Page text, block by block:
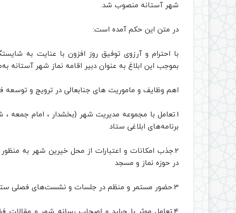
شهر آستانه منصوب شد.
در متن این حکم آمده است:
با احترام و آرزوی توفیق روز افزون با عنایت به
بموجب این ابلاغ به‌ عنوان دبیر اقامه نماز شهر
اهم وظایف و ماموریت های جنابعالی در ترویج و
1.تعامل با مجموعه مدیریت شهر (بخشدار ، امام جمعه
برنامه‌های ابلاغی ستاد
2.جذب امکانات و اعتبارات از محل خیرین شهر به
در حوزه نماز و مسجد
3.حضور مستمر و منظم در جلسات و نشست‌های فصلی ستاد اقامه نماز استان و شهرستان‌.